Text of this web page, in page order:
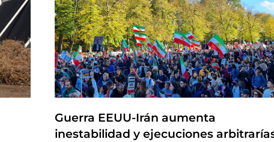
Guerra EEUU-Irán aumenta
inestabilidad y ejecuciones